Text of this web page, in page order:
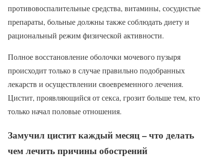
противовоспалительные средства, витамины, сосудистые
препараты, больные должны также соблюдать диету и
рациональный режим физической активности.
Полное восстановление оболочки мочевого пузыря
происходит только в случае правильно подобранных
лекарств и осуществлении своевременного лечения.
Цистит, проявляющийся от секса, грозит больше тем, кто
только начал половые отношения.
Замучил цистит каждый месяц – что делать
чем лечить причины обострений